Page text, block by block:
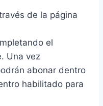
de la página
el
Una vez
abonar dentro
habilitado para